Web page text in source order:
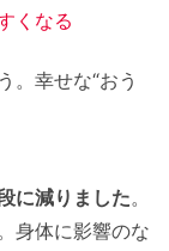
くなる
に減りました。
身体に影響のな